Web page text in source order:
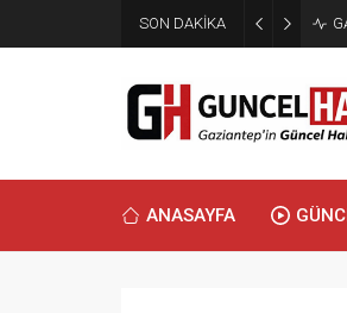
SON DAKİKA
ANASAYFA